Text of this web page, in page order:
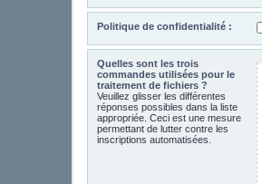
Politique de confidentialité :
Quelles sont les trois
commandes utilisées pour le
traitement de fichiers ?
Veuillez glisser les différentes
réponses possibles dans la liste
appropriée. Ceci est une mesure
permettant de lutter contre les
inscriptions automatisées.